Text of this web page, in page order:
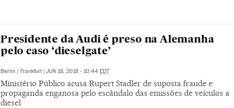
Presidente da Audi é preso na Alemanha
pelo caso ‘dieselgate’
Berlín / Frankfurt | JUN 18, 2018 - 10:44 EDT
Ministério Público acusa Rupert Stadler de suposta fraude e
propaganda enganosa pelo escândalo das emissões de veículos a
diesel